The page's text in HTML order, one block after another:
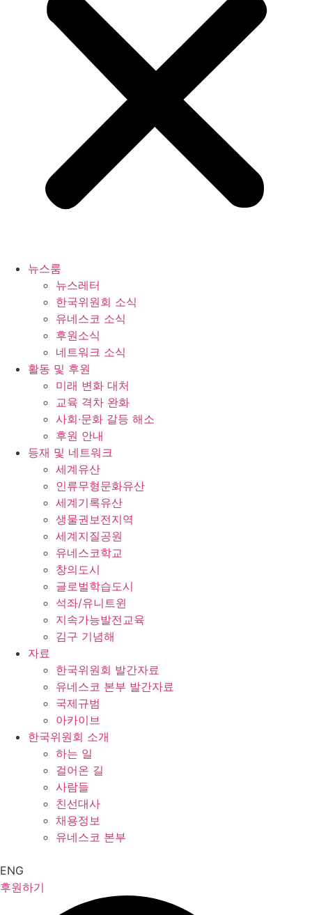
뉴스룸
뉴스레터
한국위원회 소식
유네스코 소식
후원소식
네트워크 소식
활동 및 후원
미래 변화 대처
교육 격차 완화
사회∙문화 갈등 해소
후원 안내
등재 및 네트워크
세계유산
인류무형문화유산
세계기록유산
생물권보전지역
세계지질공원
유네스코학교
창의도시
글로벌학습도시
석좌/유니트윈
지속가능발전교육
김구 기념해
자료
한국위원회 발간자료
유네스코 본부 발간자료
국제규범
아카이브
한국위원회 소개
하는 일
걸어온 길
사람들
친선대사
채용정보
유네스코 본부
ENG
후원하기